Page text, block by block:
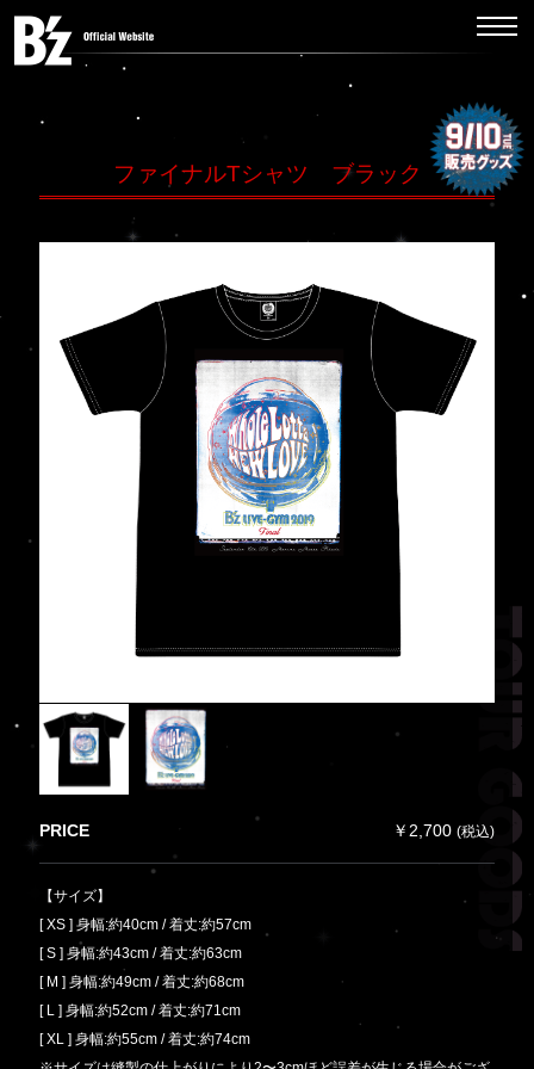
ファイナルTシャツ ブラック
PRICE ￥2,700(税込)
【サイズ】
[ XS ] 身幅:約40cm / 着丈:約57cm
[ S ] 身幅:約43cm / 着丈:約63cm
[ M ] 身幅:約49cm / 着丈:約68cm
[ L ] 身幅:約52cm / 着丈:約71cm
[ XL ] 身幅:約55cm / 着丈:約74cm